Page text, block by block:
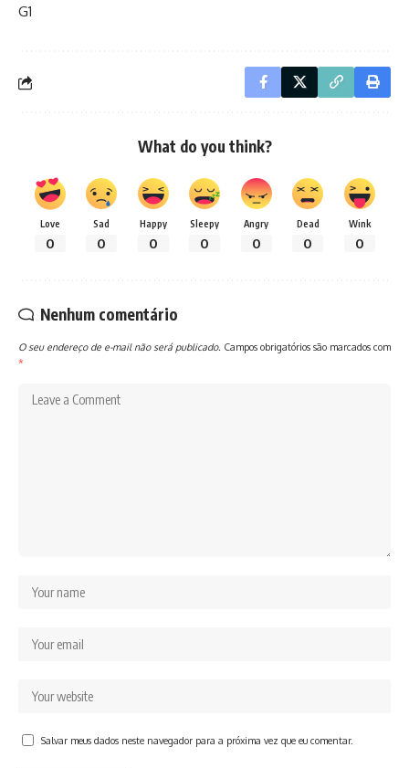
G1
What do you think?
Love
0
Sad
0
Happy
0
Sleepy
0
Angry
0
Dead
0
Wink
0
Nenhum comentário
O seu endereço de e-mail não será publicado. Campos obrigatórios são marcados com
*
Salvar meus dados neste navegador para a próxima vez que eu comentar.